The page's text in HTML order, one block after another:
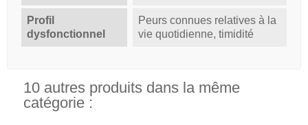
Profil
dysfonctionnel
Peurs connues relatives à la
vie quotidienne, timidité
10 autres produits dans la même
catégorie :